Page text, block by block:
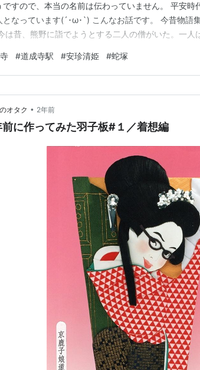
ですので、本当の名前は伝わっていません。 平安時
となっています(´･ω･`) こんなお話です。 今昔物語
は昔、熊野に詣でようとする二人の僧がいた。一人
の持ち主は独り身で若い女である。召使いがニ三人
美しい顔を見て、深い愛欲の思い…
#道成寺駅 #安珍清姫 #蛇塚
オタク • 2年前
に作ってみた羽子板#１／着想編